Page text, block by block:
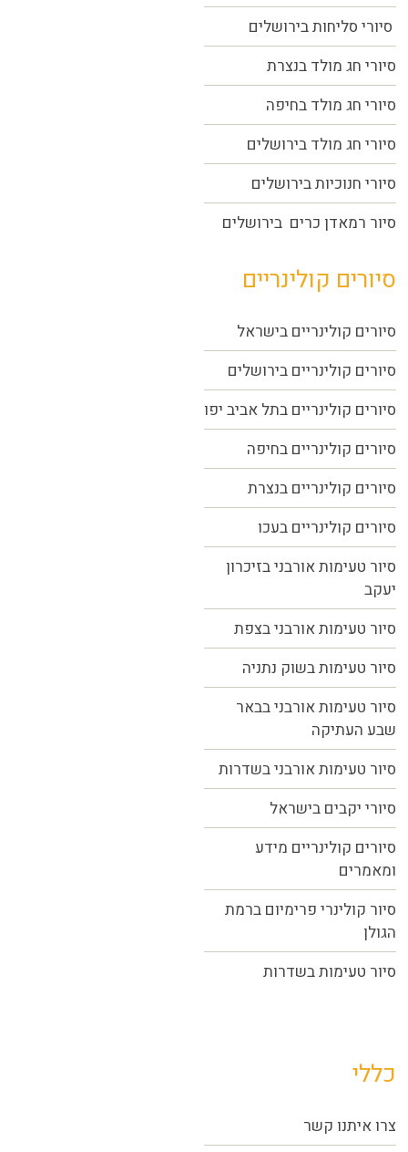
סיורי סליחות בירושלים
סיורי חג מולד בנצרת
סיורי חג מולד בחיפה
סיורי חג מולד בירושלים
סיורי חנוכיות בירושלים
סיור רמאדן כרים בירושלים
סיורים קולינריים
סיורים קולינריים בישראל
סיורים קולינריים בירושלים
סיורים קולינריים בתל אביב יפו
סיורים קולינריים בחיפה
סיורים קולינריים בנצרת
סיורים קולינריים בעכו
סיור טעימות אורבני בזיכרון
יעקב
סיור טעימות אורבני בצפת
סיור טעימות בשוק נתניה
סיור טעימות אורבני בבאר
שבע העתיקה
סיור טעימות אורבני בשדרות
סיורי יקבים בישראל
סיורים קולינריים מידע
ומאמרים
סיור קולינרי פרימיום ברמת
הגולן
סיור טעימות בשדרות
כללי
צרו איתנו קשר